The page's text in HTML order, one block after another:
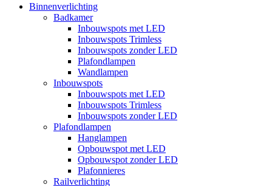
Binnenverlichting
Badkamer
Inbouwspots met LED
Inbouwspots Trimless
Inbouwspots zonder LED
Plafondlampen
Wandlampen
Inbouwspots
Inbouwspots met LED
Inbouwspots Trimless
Inbouwspots zonder LED
Plafondlampen
Hanglampen
Opbouwspot met LED
Opbouwspot zonder LED
Plafonnieres
Railverlichting